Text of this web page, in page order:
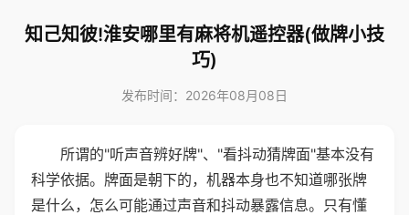
知己知彼!淮安哪里有麻将机遥控器(做牌小技
巧)
发布时间：2026年08月08日
所谓的"听声音辨好牌"、"看抖动猜牌面"基本没有
科学依据。牌面是朝下的，机器本身也不知道哪张牌
是什么，怎么可能通过声音和抖动暴露信息。只有懂